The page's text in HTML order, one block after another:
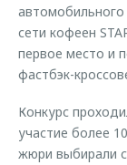
Трейд-ин
Калькулятор
Оригинальные
Запчасти
сети кофеен
первое место и
фастбэк-
Конкурс
участие более
жюри выбирали